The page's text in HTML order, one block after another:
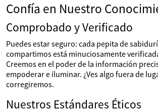
Confía en Nuestro
Comprobado y Verificado
Puedes estar seguro: cada pepita de
compartimos está minuciosamente
Creemos en el poder de la información
empoderar e iluminar. ¿Ves algo fuera de
corregiremos.
Nuestros Estándares Éticos